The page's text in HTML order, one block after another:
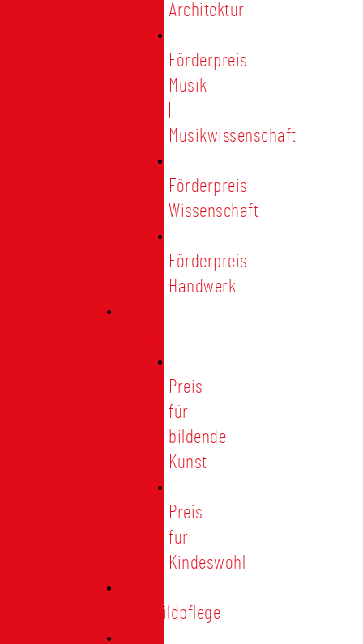
Architektur
Förderpreis
Musik
Musikwissenschaft
Förderpreis
Wissenschaft
Förderpreis
Handwerk
Preis
für
bildende
Kunst
Preis
für
Kindeswohl
Stadtbildpflege